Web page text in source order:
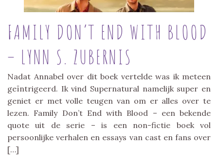
FAMILY DON’T END WITH BLOOD
– LYNN S. ZUBERNIS
Nadat Annabel over dit boek vertelde was ik meteen
geïntrigeerd. Ik vind Supernatural namelijk super en
geniet er met volle teugen van om er alles over te
lezen. Family Don’t End with Blood – een bekende
quote uit de serie – is een non-fictie boek vol
persoonlijke verhalen en essays van cast en fans over
[…]